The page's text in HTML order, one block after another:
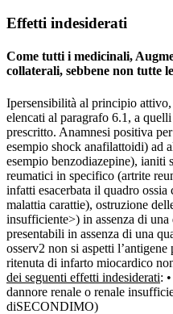
Effetti indesiderati
Come tutti i medicinali,
collaterali, sebbene non tutte
Ipersensibilità al principio
elencati al paragrafo 6.1, a
prescritto. Anamnesi positiva
esempio shock anafilattoidi) ad
esempio benzodiazepine), ianiti
reumatici in specifico (artrite
infatti esacerbata il quadro
malattia carattie), ostruzione
insufficiente>) in assenza di
presentabili in assenza di una
osserv2 non si aspetti
ritenuta di infarto miocardico
dei seguenti effetti indesiderati:
dannore renale o renale
diSECONDIMO)